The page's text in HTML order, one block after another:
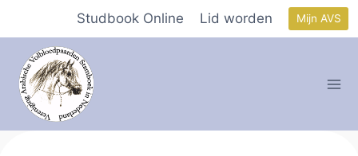
inhoud
Studbook Online Lid worden Mijn AVS